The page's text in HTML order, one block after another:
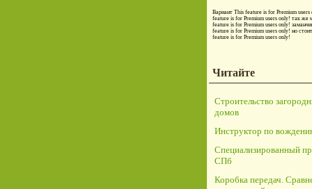
Вариант This feature is for Premium users
feature is for Premium users only! так же
feature is for Premium users only!
feature is for Premium users only! но
feature is for Premium users only!
Читайте
Строительство
домов
Инструктор по
Специализированный
СПб
Коробка передач.